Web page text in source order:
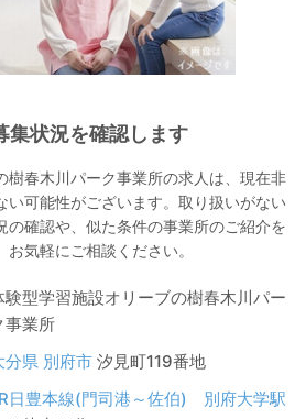
集状況を確認します
樹春木川パーク事業所の求人は、現在非
い可能性がございます。取り扱いがない
の確認や、似た条件の事業所のご紹介を
気軽にご相談ください。
験型学習施設オリーブの樹春木川パー
事業所
分県 別府市 汐見町119番地
日豊本線(門司港～佐伯)
別府大学駅